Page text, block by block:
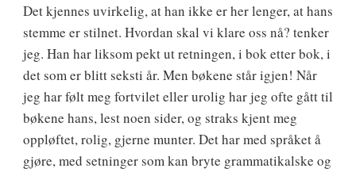
Det kjennes uvirkelig, at han ikke er her lenger, at hans
stemme er stilnet. Hvordan skal vi klare oss nå? tenker
jeg. Han har liksom pekt ut retningen, i bok etter bok, i
det som er blitt seksti år. Men bøkene står igjen! Når
jeg har følt meg fortvilet eller urolig har jeg ofte gått til
bøkene hans, lest noen sider, og straks kjent meg
oppløftet, rolig, gjerne munter. Det har med språket å
gjøre, med setninger som kan bryte grammatikalske og